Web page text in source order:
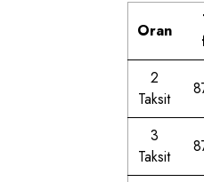
Oran
2
Taksit
3
Taksit